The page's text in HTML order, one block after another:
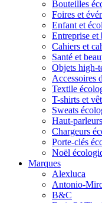
Bouteilles
Foires et
Enfant et
Entreprise et
Cahiers et
Santé et
Objets high-
Accessoires
Textile
T-shirts et
Sweats
Haut-
Chargeurs
Porte-clés
Noël
Marques
Alexluca
Antonio-
B&C